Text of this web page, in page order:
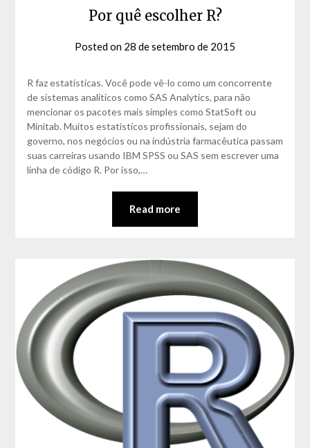
Por quê escolher R?
Posted on 28 de setembro de 2015
Matos
R faz estatísticas. Você pode vê-lo como um concorrente
de sistemas analíticos como SAS Analytics, para não
mencionar os pacotes mais simples como StatSoft ou
Minitab. Muitos estatísticos profissionais, sejam do
governo, nos negócios ou na indústria farmacêutica passam
suas carreiras usando IBM SPSS ou SAS sem escrever uma
linha de código R. Por isso,…
Read more